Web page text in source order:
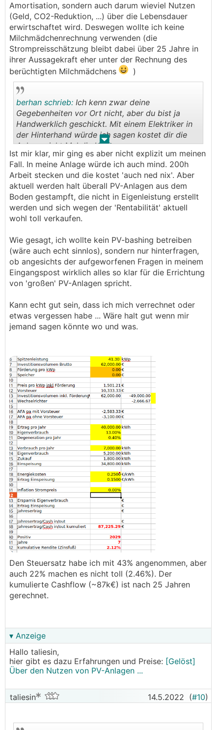
Amortisation, sondern auch darum wieviel Nutzen
(Geld, CO2-Reduktion, ...) über die Lebensdauer
erwirtschaftet wird. Deswegen wollte ich keine
Milchmädchenrechnung verwenden (die
Strompreisschätzung bleibt dabei über 25 Jahre in
ihrer Aussagekraft eher unter der Rechnung des
berüchtigten Milchmädchens
)
. .
berhan schrieb: Ich kenn zwar deine
Gegebenheiten vor Ort nicht, aber du bist ja
Handwerklich geschickt. Mit einem Elektriker in
der Hinterhand würde ich sagen kostet dir die
Anlage nicht Mal die Hälfte.
Ist mir klar, mir ging es aber nicht explizit um meinen
Fall. In meine Anlage würde ich auch mind. 200h
Arbeit stecken und die kostet 'auch ned nix'. Aber
aktuell werden halt überall PV-Anlagen aus dem
Boden gestampft, die nicht in Eigenleistung erstellt
werden und sich wegen der 'Rentabilität' aktuell
wohl toll verkaufen.
Wie gesagt, ich wollte kein PV-bashing betreiben
(wäre auch echt sinnlos), sondern nur hinterfragen,
ob angesichts der aufgeworfenen Fragen in meinem
Eingangspost wirklich alles so klar für die Errichtung
von 'großen' PV-Anlagen spricht.
Kann echt gut sein, dass ich mich verrechnet oder
etwas vergessen habe ... Wäre halt gut wenn mir
jemand sagen könnte wo und was.
Den Steuersatz habe ich mit 43% angenommen, aber
auch 22% machen es nicht toll (2.46%). Der
kumulierte Cashflow (~87k€) ist nach 25 Jahren
gerechnet.
▾ Anzeige
Hallo taliesin,
hier gibt es dazu Erfahrungen und Preise: [Gelöst]
Über den Nutzen von PV-Anlagen ...
taliesin 14.5.2022 (#10)